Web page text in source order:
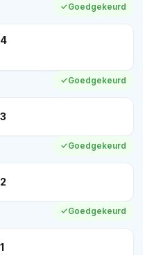
Goedgekeurd
Goedgekeurd
Goedgekeurd
Goedgekeurd